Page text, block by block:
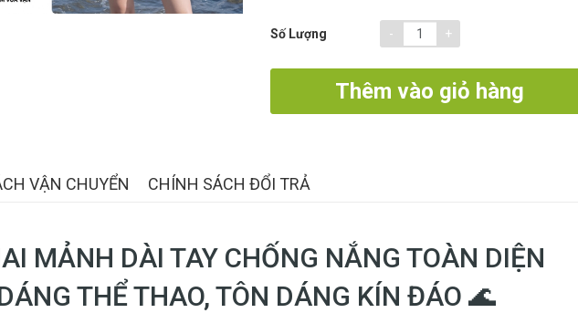
Số Lượng - +
Thêm vào giỏ hàng
VẬN CHUYỂN CHÍNH SÁCH ĐỔI TRẢ
MẢNH DÀI TAY CHỐNG NẮNG TOÀN DIỆN
THỂ THAO, TÔN DÁNG KÍN ĐÁO 🌊